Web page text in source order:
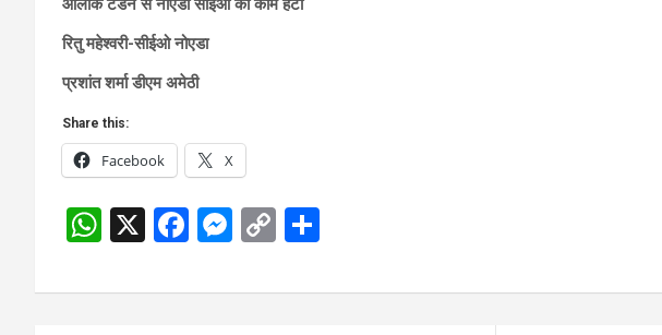
आलोक टंडन से नोएडा सीईओ का काम हटा
रितु महेश्वरी-सीईओ नोएडा
प्रशांत शर्मा डीएम अमेठी
Share this:
Facebook X
W
at
X
F
ce
M
se
C
py ar